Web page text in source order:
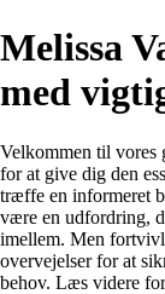
Melissa
med
Velkommen til vores
for at give dig den
træffe en informeret
være en udfordring,
imellem. Men
overvejelser for at
behov. Læs videre